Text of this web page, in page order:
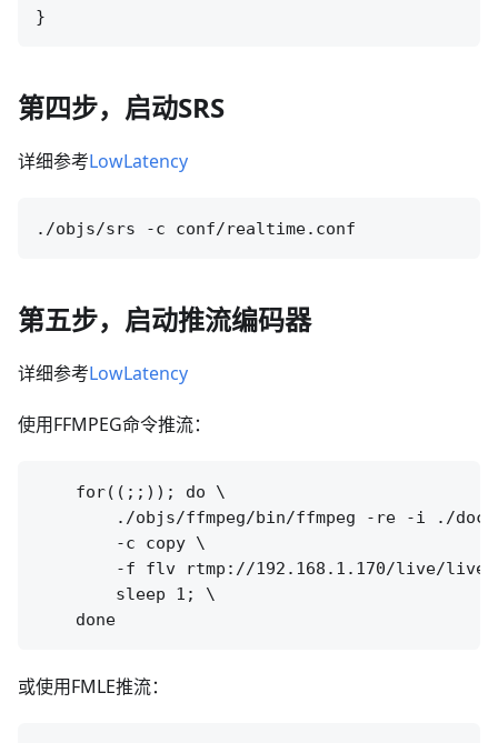
第四步，启动SRS
详细参考LowLatency
第五步，启动推流编码器
详细参考LowLatency
使用FFMPEG命令推流：
    for((;;)); do \
./objs/ffmpeg/bin/ffmpeg -re -i ./
        -c copy \
-f flv rtmp://192.168.1.170/live/
        sleep 1; \
或使用FMLE推流：